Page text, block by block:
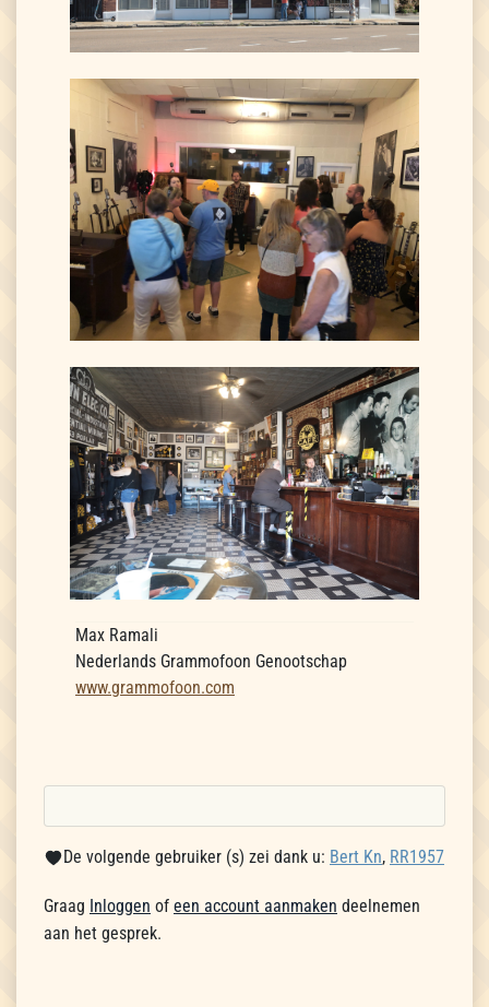
Max Ramali
Nederlands Grammofoon Genootschap
www.grammofoon.com
De volgende gebruiker (s) zei dank u: Bert Kn, RR1957
Graag Inloggen of een account aanmaken deelnemen
aan het gesprek.